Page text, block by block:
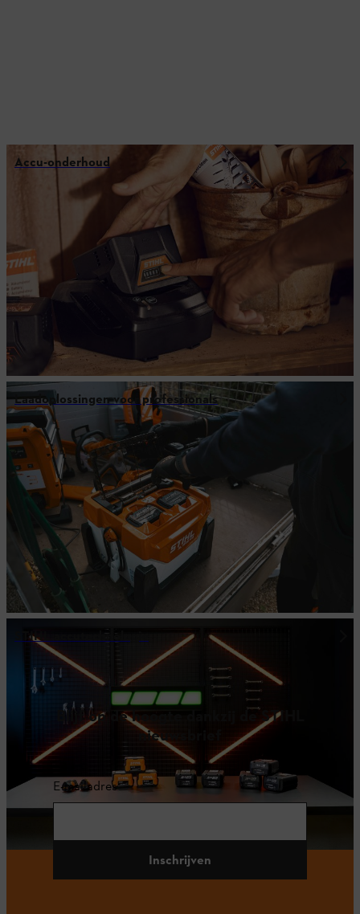
Accu-onderhoud
Laadoplossingen voor professionals
STIHL accutechnologie
Blijf op de hoogte dankzij de STIHL
nieuwsbrief
E-mailadres
Inschrijven